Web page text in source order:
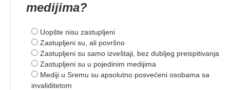
medijima?
Uopšte nisu zastupljeni
Zastupljeni su, ali površno
Zastupljeni su samo izveštaji, bez dubljeg preispitivanja
Zastupljeni su u pojedinim medijima
Mediji u Sremu su apsolutno posvećeni osobama sa
invaliditetom